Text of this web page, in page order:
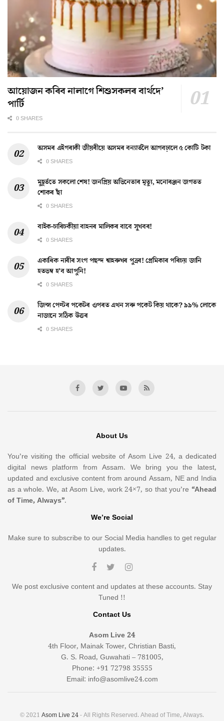
আয়োজন কৰিব নালাগে শিশুসকলৰ বাৰ্থদে’
পাৰ্টি
0 SHARES
অসমৰ এইগৰাকী জীয়ৰীয়ে অসমৰ বন্যাৰ্তলৈ আগবঢ়ালে ৫ কোটি টকা
0 SHARES
মুহূৰ্ততে সকলো শেষ! জনপ্ৰিয় অভিনেতাৰ মৃত্যু, মনোৰঞ্জন জগতত
শোকৰ ছাঁ
0 SHARES
বাইক-চাৰিচকীয়া বাহনৰ মালিকৰ বাবে সুখবৰ!
0 SHARES
একাধিক নাৰীৰ সংগ পছন্দ শ্বাহৰুখৰ পুত্ৰৰ! প্ৰেমিকাৰ পৰিচয় জানি
হতভম্ব হ’ব আপুনি!
0 SHARES
জিন্স পেণ্টৰ পকেটৰ ওপৰত এখন সৰু পকেট কিয় থাকে? ৯৯% লোকে
নাজানে সঠিক উত্তৰ
0 SHARES
About Us
You’re visiting the official website of Asom Live 24, a dedicated
digital news platform from Assam. We bring you the latest,
updated and exclusive content from around Assam, NE and India
as a whole. We, at Asom Live, work 24×7, so that you’re “Ahead
of Time, Always”.
We’re Social
Make sure to subscribe to our Social Media handles to get regular
updates.
We post exclusive content and updates at these accounts. Stay
Tuned !!
Contact Us
Asom Live 24
4th Floor, Mainak Tower, Christian Basti,
G. S. Road, Guwahati – 781005,
Phone: +91 72798 35555
Email: info@asomlive24.com
© 2021 Asom Live 24- All Rights Reserved. Ahead of Time, Always.